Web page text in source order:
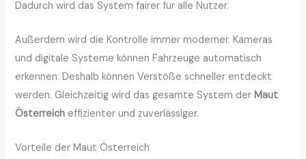
Dadurch wird das System fairer für alle Nutzer.
Außerdem wird die Kontrolle immer moderner. Kameras
und digitale Systeme können Fahrzeuge automatisch
erkennen. Deshalb können Verstöße schneller entdeckt
werden. Gleichzeitig wird das gesamte System derMaut
Österreich effizienter und zuverlässiger.
Vorteile der Maut Österreich